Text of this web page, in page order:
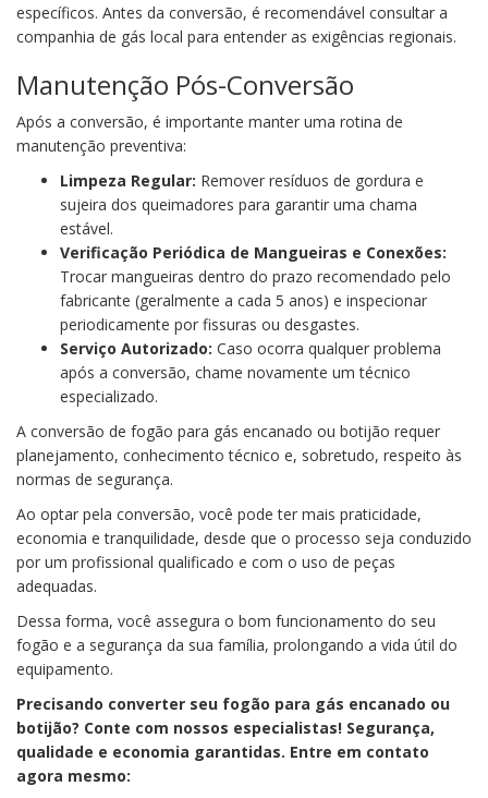
específicos. Antes da conversão, é recomendável consultar a
companhia de gás local para entender as exigências regionais.
Manutenção Pós-Conversão
Após a conversão, é importante manter uma rotina de
manutenção preventiva:
Limpeza Regular: Remover resíduos de gordura e
sujeira dos queimadores para garantir uma chama
estável.
Verificação Periódica de Mangueiras e Conexões:
Trocar mangueiras dentro do prazo recomendado pelo
fabricante (geralmente a cada 5 anos) e inspecionar
periodicamente por fissuras ou desgastes.
Serviço Autorizado: Caso ocorra qualquer problema
após a conversão, chame novamente um técnico
especializado.
A conversão de fogão para gás encanado ou botijão requer
planejamento, conhecimento técnico e, sobretudo, respeito às
normas de segurança.
Ao optar pela conversão, você pode ter mais praticidade,
economia e tranquilidade, desde que o processo seja conduzido
por um profissional qualificado e com o uso de peças
adequadas.
Dessa forma, você assegura o bom funcionamento do seu
fogão e a segurança da sua família, prolongando a vida útil do
equipamento.
Precisando converter seu fogão para gás encanado ou
botijão? Conte com nossos especialistas! Segurança,
qualidade e economia garantidas. Entre em contato
agora mesmo: